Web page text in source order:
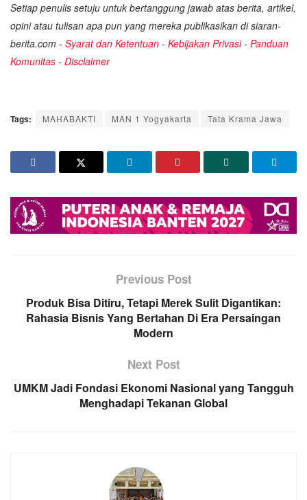
Setiap penulis setuju untuk bertanggung jawab atas berita, artikel,
opini atau tulisan apa pun yang mereka publikasikan di siaran-
berita.com - Syarat dan Ketentuan - Kebijakan Privasi- Panduan
Komunitas - Disclaimer
Tags: MAHABAKTI MAN 1 Yogyakarta Tata Krama Jawa
Previous Post
Produk Bisa Ditiru, Tetapi Merek Sulit Digantikan:
Rahasia Bisnis Yang Bertahan Di Era Persaingan
Modern
Next Post
UMKM Jadi Fondasi Ekonomi Nasional yang Tangguh
Menghadapi Tekanan Global